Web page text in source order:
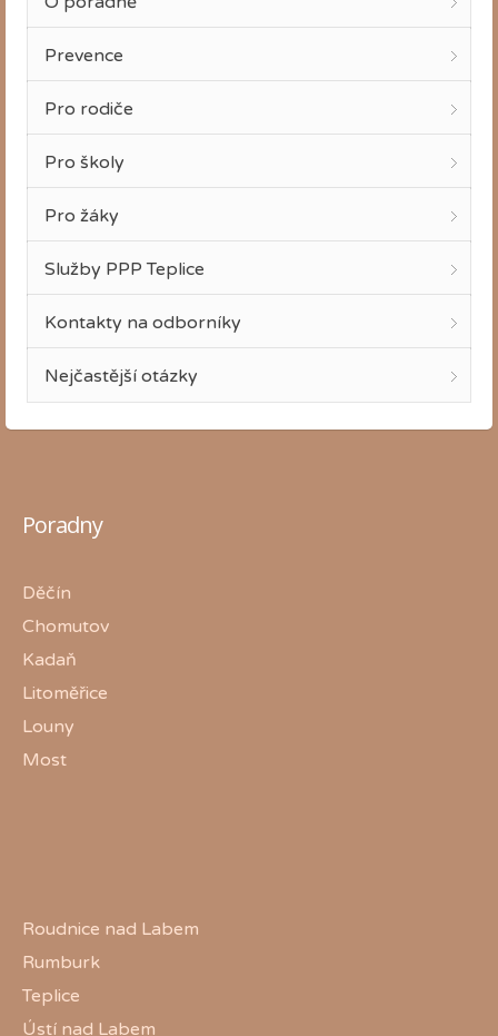
Prevence
Pro rodiče
Pro školy
Pro žáky
Služby PPP Teplice
Kontakty na odborníky
Nejčastější otázky
Poradny
Děčín
Chomutov
Kadaň
Litoměřice
Louny
Most
Roudnice nad Labem
Rumburk
Teplice
Ústí nad Labem